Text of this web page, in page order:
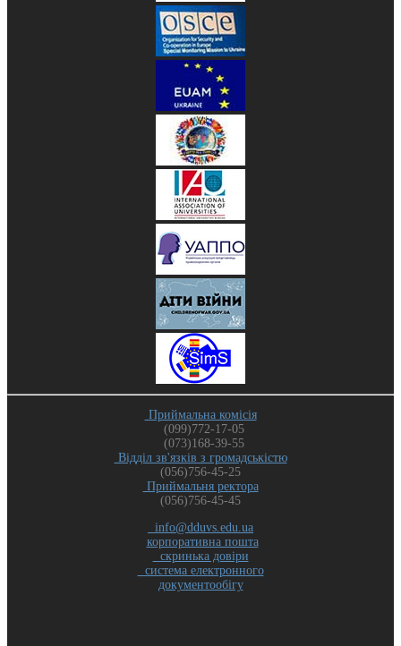
Приймальна комісія
(099)772-17-05
(073)168-39-55
Відділ зв'язків з громадськістю
(056)756-45-25
Приймальня ректора
(056)756-45-45
info@dduvs.edu.ua
корпоративна пошта
скринька довіри
система електронного
документообігу